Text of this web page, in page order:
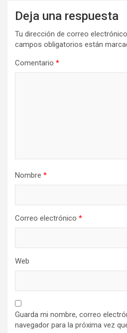
Deja una respuesta
Tu dirección de correo
campos obligatorios están
Comentario *
Nombre *
Correo electrónico *
Web
Guarda mi nombre, correo
navegador para la próxima vez